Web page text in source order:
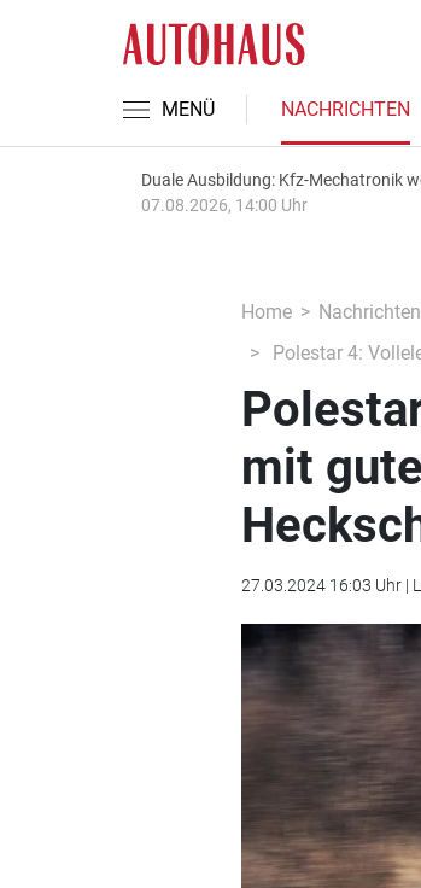
MENÜ NACHRICHTEN
Duale Ausbildung: Kfz-Mechatronik
07.08.2026, 14:00 Uhr
Home Nachrichten
Polestar 4:
mit
27.03.2024 16:03 Uhr |